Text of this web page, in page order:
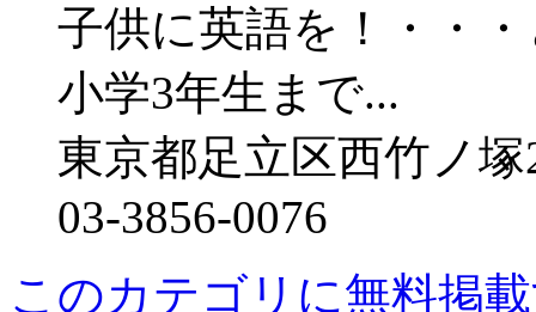
子供に英語を！・・
小学3年生まで...
東京都足立区西竹ノ
03-3856-0076
このカテゴリに無料掲